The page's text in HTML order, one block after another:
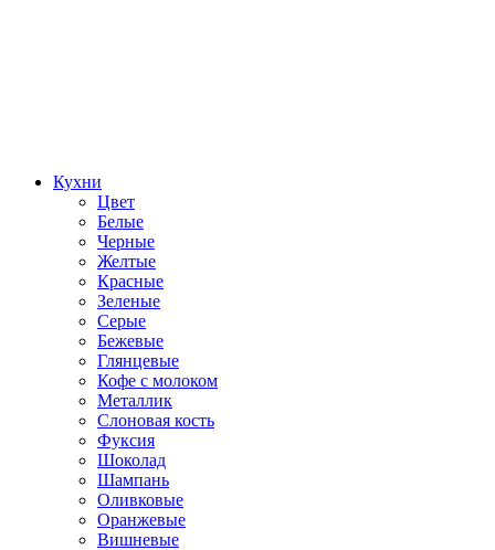
Кухни
Цвет
Белые
Черные
Желтые
Красные
Зеленые
Серые
Бежевые
Глянцевые
Кофе с молоком
Металлик
Слоновая кость
Фуксия
Шоколад
Шампань
Оливковые
Оранжевые
Вишневые